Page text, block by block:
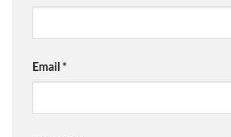
Email *